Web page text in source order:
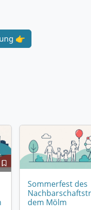
👉
Sommerfest des
dem Mölm